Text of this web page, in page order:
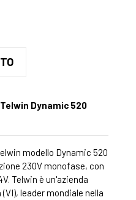
Dynamic 520
modello Dynamic 520
230V monofase, con
Telwin è un'azienda
leader mondiale nella